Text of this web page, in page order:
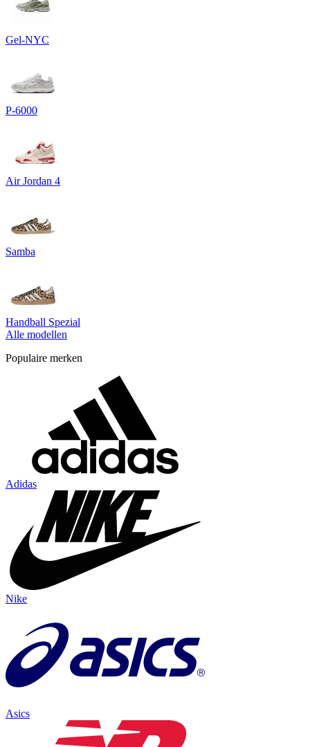
Gel-NYC
P-6000
Air Jordan 4
Samba
Handball Spezial
Alle modellen
Populaire merken
Adidas
Nike
Asics